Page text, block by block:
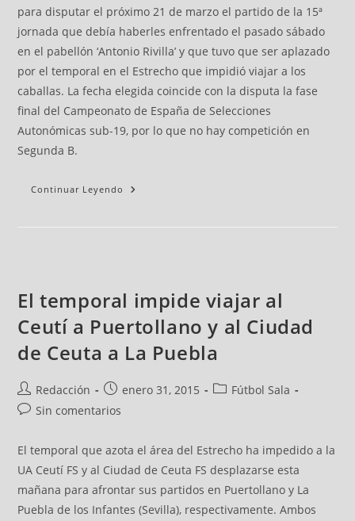
para disputar el próximo 21 de marzo el partido de la 15ª
jornada que debía haberles enfrentado el pasado sábado
en el pabellón ‘Antonio Rivilla’ y que tuvo que ser aplazado
por el temporal en el Estrecho que impidió viajar a los
caballas. La fecha elegida coincide con la disputa la fase
final del Campeonato de España de Selecciones
Autonómicas sub-19, por lo que no hay competición en
Segunda B.
Continuar Leyendo
El temporal impide viajar al
Ceutí a Puertollano y al Ciudad
de Ceuta a La Puebla
Redacción enero 31, 2015
Fútbol Sala
Sin comentarios
El temporal que azota el área del Estrecho ha impedido a la
UA Ceutí FS y al Ciudad de Ceuta FS desplazarse esta
mañana para afrontar sus partidos en Puertollano y La
Puebla de los Infantes (Sevilla), respectivamente. Ambos